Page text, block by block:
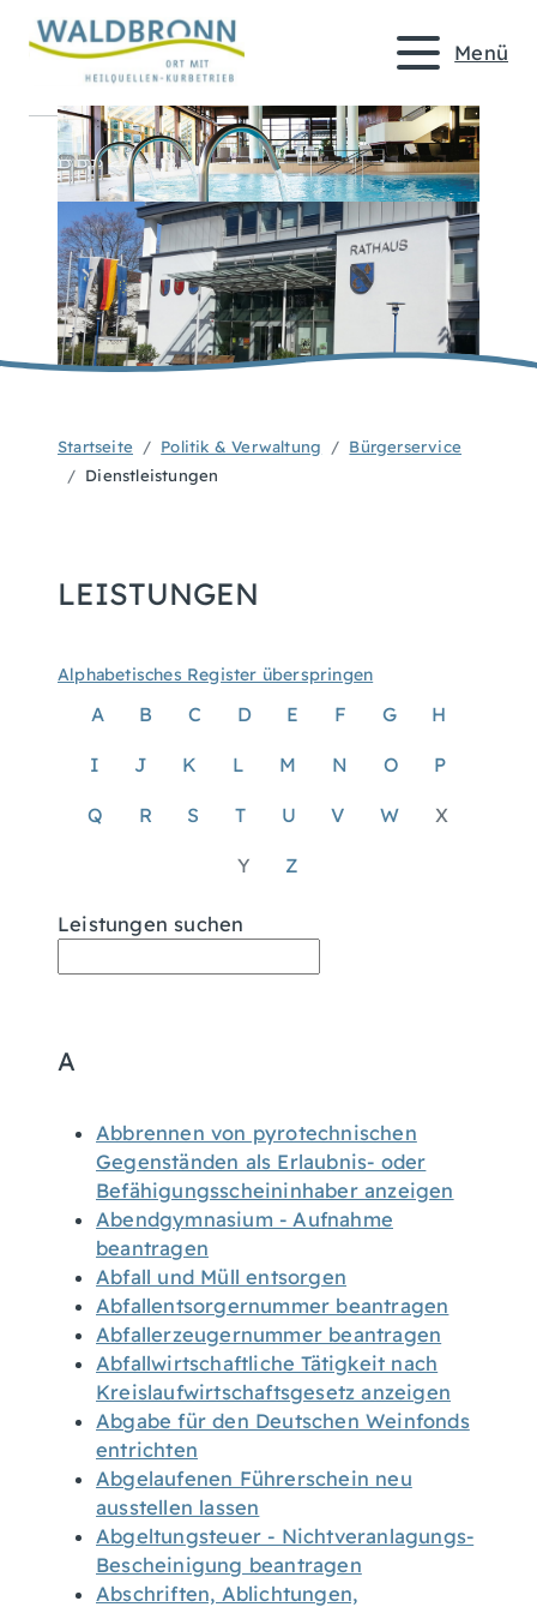
Menü
Startseite Politik & Verwaltung
Bürgerservice
Dienstleistungen
LEISTUNGEN
Alphabetisches Register überspringen
A B C D E F G H
I J K L M N O P
Q R S T U V W X
Y Z
Leistungen suchen
A
Abbrennen von pyrotechnischen
Gegenständen als Erlaubnis- oder
Befähigungsscheininhaber anzeigen
Abendgymnasium - Aufnahme
beantragen
Abfall und Müll entsorgen
Abfallentsorgernummer beantragen
Abfallerzeugernummer beantragen
Abfallwirtschaftliche Tätigkeit nach
Kreislaufwirtschaftsgesetz anzeigen
Abgabe für den Deutschen Weinfonds
entrichten
Abgelaufenen Führerschein neu
ausstellen lassen
Abgeltungsteuer - Nichtveranlagungs-
Bescheinigung beantragen
Abschriften, Ablichtungen,